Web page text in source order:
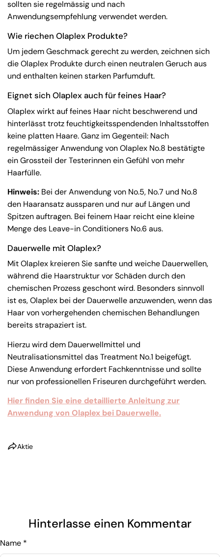
sollten sie regelmässig und nach
Anwendungsempfehlung verwendet werden.
Wie riechen Olaplex Produkte?
Um jedem Geschmack gerecht zu werden, zeichnen sich
die Olaplex Produkte durch einen neutralen Geruch aus
und enthalten keinen starken Parfumduft.
Eignet sich Olaplex auch für feines Haar?
Olaplex wirkt auf feines Haar nicht beschwerend und
hinterlässt trotz feuchtigkeitsspendenden Inhaltsstoffen
keine platten Haare. Ganz im Gegenteil: Nach
regelmässiger Anwendung von Olaplex No.8 bestätigte
ein Grossteil der Testerinnen ein Gefühl von mehr
Haarfülle.
Hinweis: Bei der Anwendung von No.5, No.7 und No.8
den Haaransatz aussparen und nur auf Längen und
Spitzen auftragen. Bei feinem Haar reicht eine kleine
Menge des Leave-in Conditioners No.6 aus.
Dauerwelle mit Olaplex?
Mit Olaplex kreieren Sie sanfte und weiche Dauerwellen,
während die Haarstruktur vor Schäden durch den
chemischen Prozess geschont wird. Besonders sinnvoll
ist es, Olaplex bei der Dauerwelle anzuwenden, wenn das
Haar von vorhergehenden chemischen Behandlungen
bereits strapaziert ist.
Hierzu wird dem Dauerwellmittel und
Neutralisationsmittel das Treatment No.1 beigefügt.
Diese Anwendung erfordert Fachkenntnisse und sollte
nur von professionellen Friseuren durchgeführt werden.
Hier finden Sie eine detaillierte Anleitung zur
Anwendung von Olaplex bei Dauerwelle.
Aktie
Hinterlasse einen Kommentar
Name *